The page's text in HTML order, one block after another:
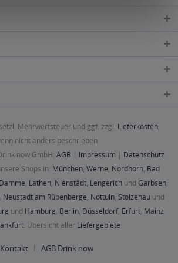
Mehrwertsteuer und ggf. zzgl. Lieferkosten,
nicht anders beschrieben
now GmbH: AGB | Impressum | Datenschutz
Shops in: München, Werne, Nordhorn, Bad
Damme, Lathen, Nienstädt, Lengerichund Garbsen,
, Neustadt am Rübenberge, Nottuln, Stolzenau und
und Hamburg, Berlin, Düsseldorf, Erfurt, Mainz
. Übersicht aller Liefergebiete
Kontakt AGB Drink now